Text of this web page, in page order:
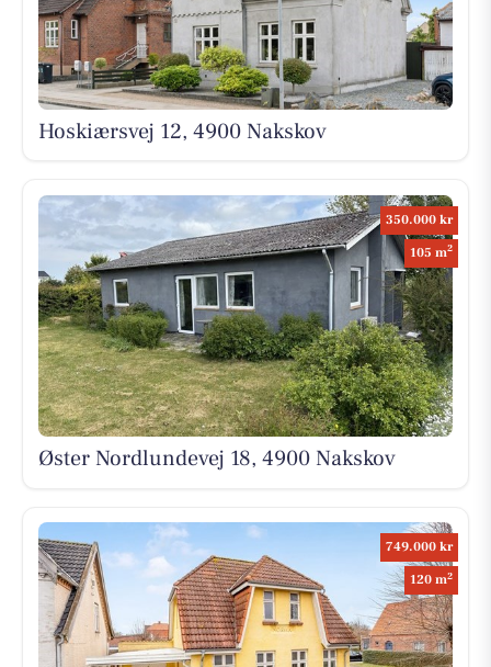
Hoskiærsvej 12, 4900 Nakskov
350.000 kr
105 m2
Øster Nordlundevej 18, 4900 Nakskov
749.000 kr
120 m2